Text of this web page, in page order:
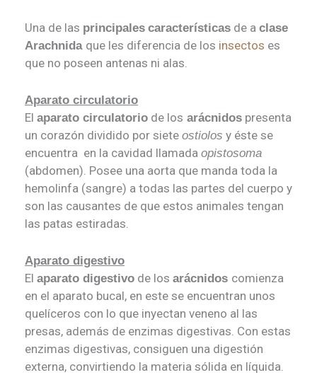
Una de las principales características de a clase
Arachnida que les diferencia de los insectos es
que no poseen antenas ni alas.
Aparato circulatorio
El aparato circulatorio de los arácnidos presenta
un corazón dividido por siete ostiolos y éste se
encuentra en la cavidad llamada opistosoma
(abdomen). Posee una aorta que manda toda la
hemolinfa (sangre) a todas las partes del cuerpo y
son las causantes de que estos animales tengan
las patas estiradas.
Aparato digestivo
El aparato digestivo de los arácnidos comienza
en el aparato bucal, en este se encuentran unos
quelíceros con lo que inyectan veneno al las
presas, además de enzimas digestivas. Con estas
enzimas digestivas, consiguen una digestión
externa, convirtiendo la materia sólida en líquida.